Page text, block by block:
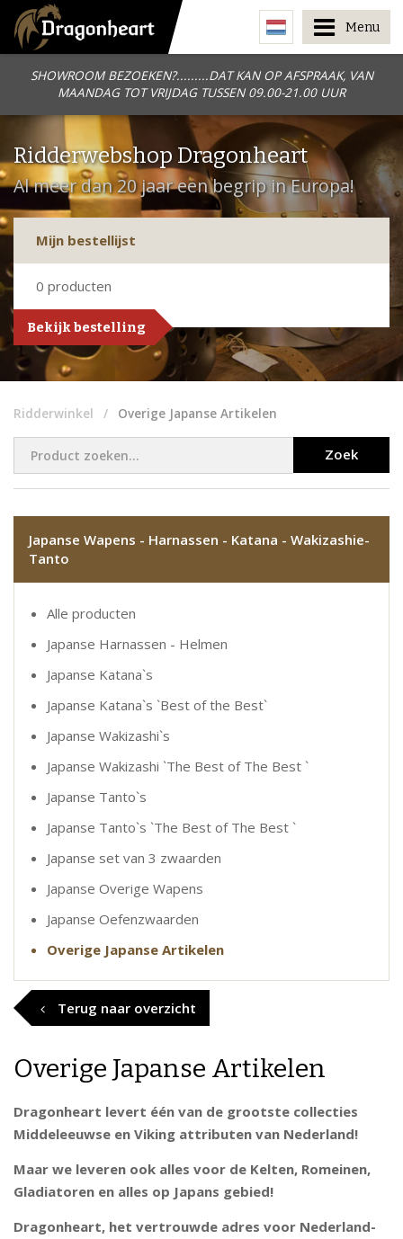
SHOWROOM BEZOEKEN?.........DAT KAN OP AFSPRAAK, VAN
MAANDAG TOT VRIJDAG TUSSEN 09.00-21.00 UUR
Menu
Ridderwebshop Dragonheart
Al meer dan 20 jaar een begrip in Europa!
Mijn bestellijst
0 producten
Bekijk bestelling
Ridderwinkel Overige Japanse Artikelen
Zoek
Japanse Wapens - Harnassen - Katana - Wakizashie-
Tanto
Alle producten
Japanse Harnassen - Helmen
Japanse Katana`s
Japanse Katana`s `Best of the Best`
Japanse Wakizashi`s
Japanse Wakizashi `The Best of The Best `
Japanse Tanto`s
Japanse Tanto`s `The Best of The Best `
Japanse set van 3 zwaarden
Japanse Overige Wapens
Japanse Oefenzwaarden
Overige Japanse Artikelen
Terug naar overzicht
Overige Japanse Artikelen
Dragonheart levert één van de grootste collecties
Middeleeuwse en Viking attributen van Nederland!
Maar we leveren ook alles voor de Kelten, Romeinen,
Gladiatoren en alles op Japans gebied!
Dragonheart, het vertrouwde adres voor Nederland-